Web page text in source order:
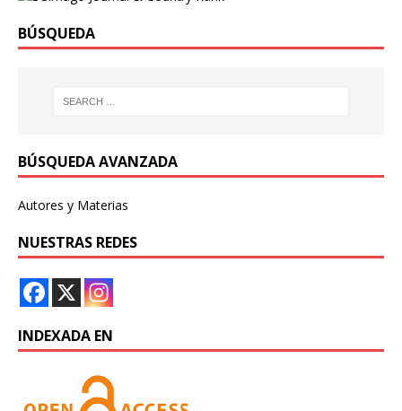
BÚSQUEDA
BÚSQUEDA AVANZADA
Autores y Materias
NUESTRAS REDES
INDEXADA EN